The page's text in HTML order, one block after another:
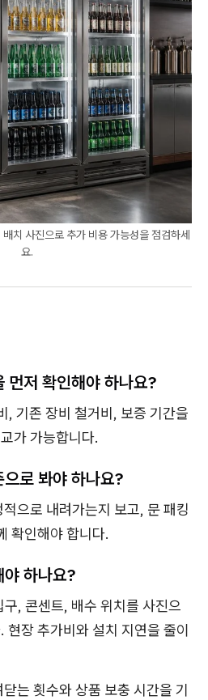
치 사진으로 추가 비용 가능성을 점검하세
요.
먼저 확인해야 하나요?
, 기존 장비 철거비, 보증 기간을
가 가능합니다.
로 봐야 하나요?
으로 내려가는지 보고, 문 패킹
확인해야 합니다.
하나요?
, 콘센트, 배수 위치를 사진으
현장 추가비와 설치 지연을 줄이
는 횟수와 상품 보충 시간을 기